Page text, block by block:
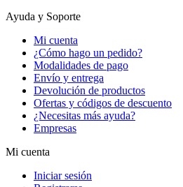
Ayuda y Soporte
Mi cuenta
¿Cómo hago un pedido?
Modalidades de pago
Envío y entrega
Devolución de productos
Ofertas y códigos de descuento
¿Necesitas más ayuda?
Empresas
Mi cuenta
Iniciar sesión